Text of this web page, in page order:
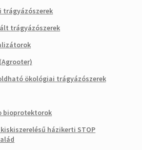
trágyázószerek
trágyázószerek
ökológiai trágyázószerek
bioprotektorok
házikerti STOP